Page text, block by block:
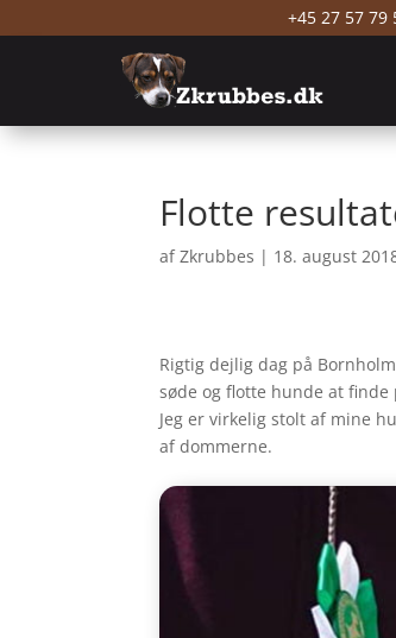
+45 27 57 79
Flotte
afZkrubbes | 18. august
Rigtig dejlig dag på
søde og flotte hunde at
Jeg er virkelig stolt af mine
af dommerne.